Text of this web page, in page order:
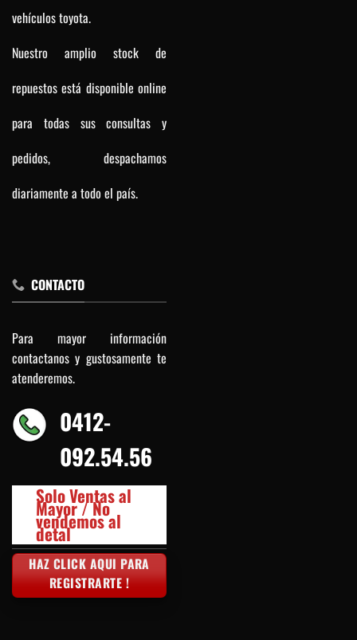
vehículos toyota.
Nuestro amplio stock de
repuestos está disponible online
para todas sus consultas y
pedidos, despachamos
diariamente a todo el país.
CONTACTO
Para mayor información
contactanos y gustosamente te
atenderemos.
0412-
092.54.56
Solo Ventas al
Mayor / No
vendemos al
detal
HAZ CLICK AQUI PARA
REGISTRARTE !